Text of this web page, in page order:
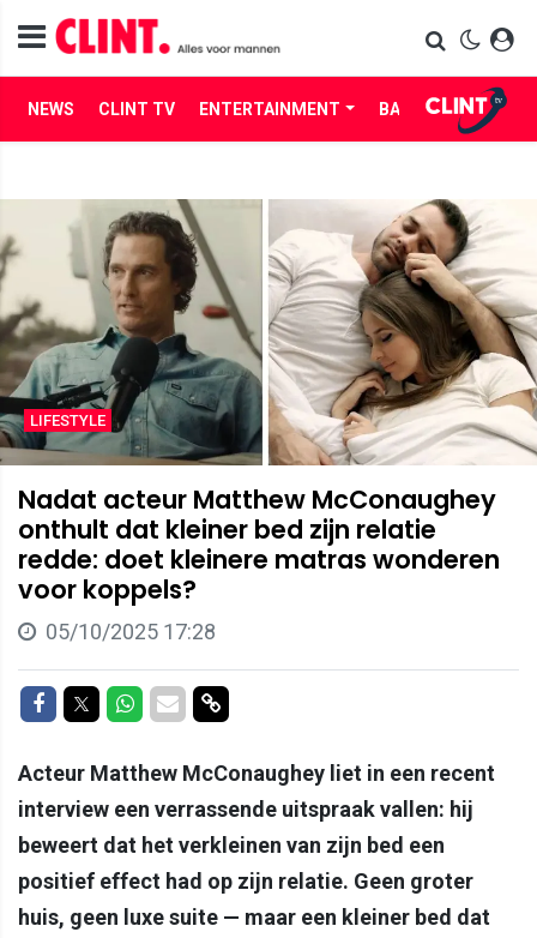
NEWS CLINT TV ENTERTAINMENT BABES LIFE
LIFESTYLE
Nadat acteur Matthew McConaughey
onthult dat kleiner bed zijn relatie
redde: doet kleinere matras wonderen
voor koppels?
05/10/2025 17:28
Delen op Facebook
Delen op Twitter
Delen op Whatsapp
Delen via Mail
Delen via link
Acteur Matthew McConaughey liet in een recent
interview een verrassende uitspraak vallen: hij
beweert dat het verkleinen van zijn bed een
positief effect had op zijn relatie. Geen groter
huis, geen luxe suite — maar een kleiner bed dat